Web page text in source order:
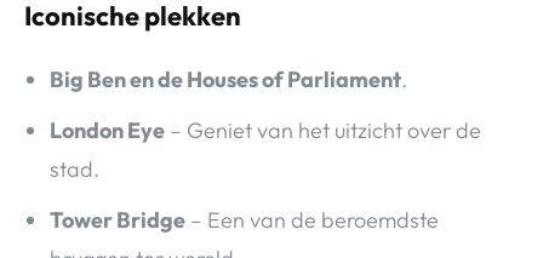
Iconische plekken
Big Ben en de Houses of Parliament.
London Eye – Geniet van het uitzicht over de
stad.
Tower Bridge – Een van de beroemdste